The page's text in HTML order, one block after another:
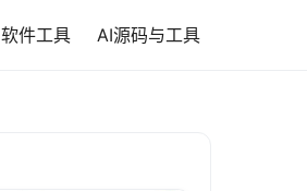
软件工具 AI源码与工具